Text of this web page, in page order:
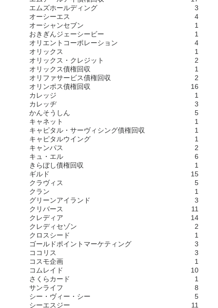
エムズホールディング
3
オーシーエス
4
オーシャンセブン
1
おきぎんジェーシービー
1
オリエントコーポレーション
4
オリックス
1
オリックス・クレジット
2
オリックス債権回収
1
オリファサービス債権回収
2
オリンポス債権回収
16
カレッジ
1
カレッヂ
3
かんそうしん
5
キャネット
1
キャピタル・サーヴィシング債権回収
1
キャピタルウイング
1
キャンパス
2
キュ・エル
6
きらぼし債権回収
1
ギルド
15
クラヴィス
5
クラン
1
グリーンアイランド
3
クリバース
11
クレディア
14
クレディセゾン
2
クロスシード
1
ゴールドポイントマーケティング
3
ココリス
3
コスモ企画
1
コムレイド
10
さくらカード
1
サンライフ
8
シー・ヴィー・シー
5
シーエスジー
11